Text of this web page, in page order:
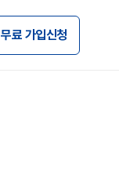
무료 가입신청